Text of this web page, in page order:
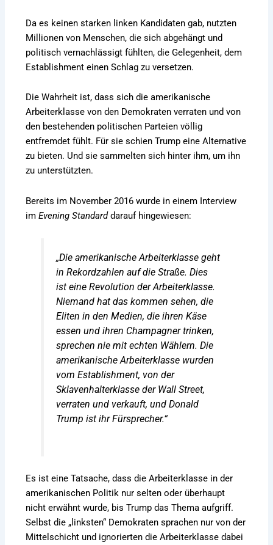
Da es keinen starken linken Kandidaten gab, nutzten
Millionen von Menschen, die sich abgehängt und
politisch vernachlässigt fühlten, die Gelegenheit, dem
Establishment einen Schlag zu versetzen.
Die Wahrheit ist, dass sich die amerikanische
Arbeiterklasse von den Demokraten verraten und von
den bestehenden politischen Parteien völlig
entfremdet fühlt. Für sie schien Trump eine Alternative
zu bieten. Und sie sammelten sich hinter ihm, um ihn
zu unterstützten.
Bereits im November 2016 wurde in einem Interview
imEvening Standarddarauf hingewiesen:
„Die amerikanische Arbeiterklasse geht
in Rekordzahlen auf die Straße. Dies
ist eine Revolution der Arbeiterklasse.
Niemand hat das kommen sehen, die
Eliten in den Medien, die ihren Käse
essen und ihren Champagner trinken,
sprechen nie mit echten Wählern. Die
amerikanische Arbeiterklasse wurden
vom Establishment, von der
Sklavenhalterklasse der Wall Street,
verraten und verkauft, und Donald
Trump ist ihr Fürsprecher.“
Es ist eine Tatsache, dass die Arbeiterklasse in der
amerikanischen Politik nur selten oder überhaupt
nicht erwähnt wurde, bis Trump das Thema aufgriff.
Selbst die „linksten“ Demokraten sprachen nur von der
Mittelschicht und ignorierten die Arbeiterklasse dabei